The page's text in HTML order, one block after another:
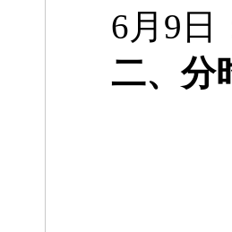
6月9日
二、分